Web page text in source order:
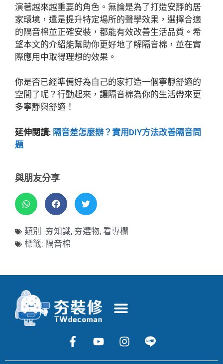
演著越來越重要的角色。無論是為了打造安靜的居
家環境，還是提升特定場所的聲學效果，選擇合適
的隔音棉並正確安裝，都能有效改善生活品質。希
望本文的介紹能幫助你更好地了解隔音棉，並在實
際應用中取得理想的效果。
你是否已經準備好為自己的家打造一個寧靜舒適的
空間了呢？行動起來，讓隔音棉為你的生活帶來更
多寧靜與舒適！
延伸閱讀: 隔音差怎麼辦？實用DIY方法改善隔音問
題
與朋友分享
類別: 夯知識, 夯選物, 看專欄
標籤: 隔音棉